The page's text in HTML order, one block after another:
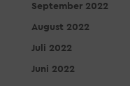
September 2022
August 2022
Juli 2022
Juni 2022